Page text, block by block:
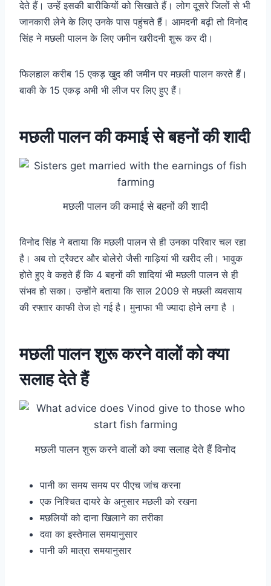
देते हैं। उन्हें इसकी बारीकियों को सिखाते हैं। लोग दूसरे जिलों से भी
जानकारी लेने के लिए उनके पास पहुंचते हैं। आमदनी बढ़ी तो विनोद
सिंह ने मछली पालन के लिए जमीन खरीदनी शुरू कर दी।
फिलहाल करीब 15 एकड़ खुद की जमीन पर मछली पालन करते हैं।
बाकी के 15 एकड़ अभी भी लीज पर लिए हुए हैं।
मछली पालन की कमाई से बहनों की शादी
मछली पालन की कमाई से बहनों की शादी
विनोद सिंह ने बताया कि मछली पालन से ही उनका परिवार चल रहा
है। अब तो ट्रैक्टर और बोलेरो जैसी गाड़ियां भी खरीद ली। भावुक
होते हुए वे कहते हैं कि 4 बहनों की शादियां भी मछली पालन से ही
संभव हो सका। उन्होंने बताया कि साल 2009 से मछली व्यवसाय
की रफ्तार काफी तेज हो गई है। मुनाफा भी ज्यादा होने लगा है ।
मछली पालन शुरू करने वालों को क्या
सलाह देते हैं
मछली पालन शुरू करने वालों को क्या सलाह देते हैं विनोद
पानी का समय समय पर पीएच जांच करना
एक निश्चित दायरे के अनुसार मछली को रखना
मछलियों को दाना खिलाने का तरीका
दवा का इस्तेमाल समयानुसार
पानी की मात्रा समयानुसार